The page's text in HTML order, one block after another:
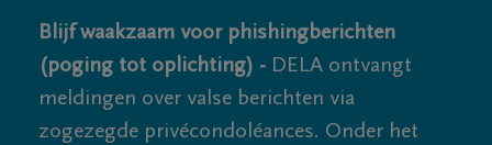
Blijf waakzaam voor phishingberichten
(poging tot oplichting) - DELA ontvangt
meldingen over valse berichten via
zogezegde privécondoléances. Onder het